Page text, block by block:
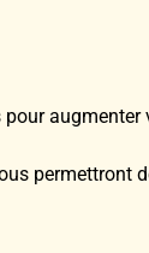
permettront